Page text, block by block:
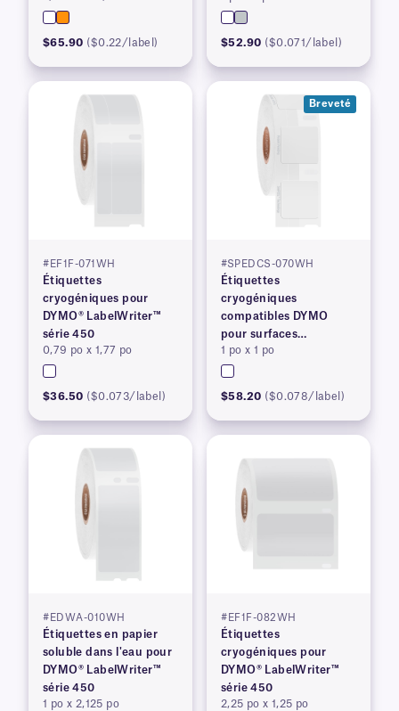
$65.90 ($0.22/label)
450, brevetées
$52.90 ($0.071/label)
#EF1F-071WH
Étiquettes
cryogéniques pour
DYMO® LabelWriter™
série 450
0,79 po x 1,77 po
$36.50 ($0.073/label)
Breveté
#SPEDCS-070WH
Étiquettes
cryogéniques
compatibles DYMO
pour surfaces
congelées avec
technologie SimPEEL™
1 po x 1 po
$58.20 ($0.078/label)
#EDWA-010WH
Étiquettes en papier
soluble dans l'eau pour
DYMO® LabelWriter™
série 450
1 po x 2,125 po
#EF1F-082WH
Étiquettes
cryogéniques pour
DYMO® LabelWriter™
série 450
2,25 po x 1,25 po